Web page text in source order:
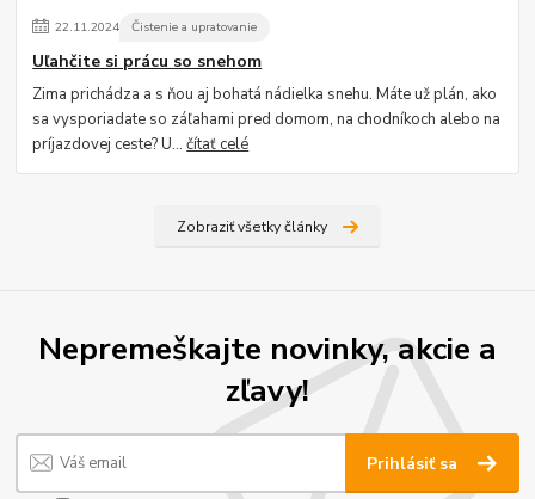
22.11.2024 Čistenie a upratovanie
Uľahčite si prácu so snehom
Zima prichádza a s ňou aj bohatá nádielka snehu. Máte už plán, ako
sa vysporiadate so záľahami pred domom, na chodníkoch alebo na
príjazdovej ceste? U...čítať celé
Zobraziť všetky články
Nepremeškajte novinky, akcie a
zľavy!
Prihlásiť sa